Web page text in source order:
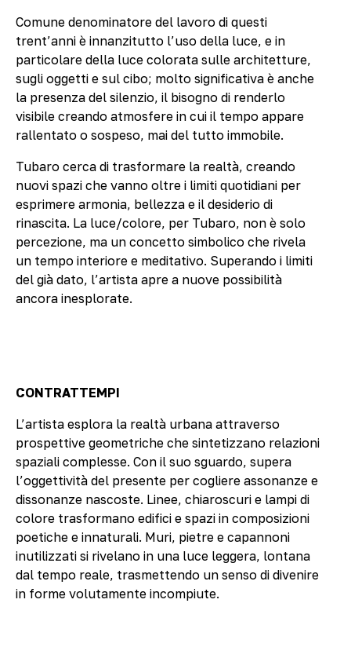
Comune denominatore del lavoro di questi
trent’anni è innanzitutto l’uso della luce, e in
particolare della luce colorata sulle architetture,
sugli oggetti e sul cibo; molto significativa è anche
la presenza del silenzio, il bisogno di renderlo
visibile creando atmosfere in cui il tempo appare
rallentato o sospeso, mai del tutto immobile.
Tubaro cerca di trasformare la realtà, creando
nuovi spazi che vanno oltre i limiti quotidiani per
esprimere armonia, bellezza e il desiderio di
rinascita. La luce/colore, per Tubaro, non è solo
percezione, ma un concetto simbolico che rivela
un tempo interiore e meditativo. Superando i limiti
del già dato, l’artista apre a nuove possibilità
ancora inesplorate.
CONTRATTEMPI
L’artista esplora la realtà urbana attraverso
prospettive geometriche che sintetizzano relazioni
spaziali complesse. Con il suo sguardo, supera
l’oggettività del presente per cogliere assonanze e
dissonanze nascoste. Linee, chiaroscuri e lampi di
colore trasformano edifici e spazi in composizioni
poetiche e innaturali. Muri, pietre e capannoni
inutilizzati si rivelano in una luce leggera, lontana
dal tempo reale, trasmettendo un senso di divenire
in forme volutamente incompiute.